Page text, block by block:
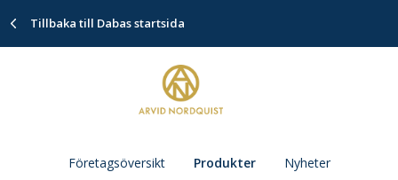
Tillbaka till Dabas startsida
Företagsöversikt Produkter Nyheter